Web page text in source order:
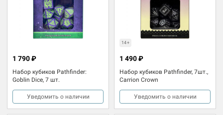
Набор кубиков Pathfinder:
Goblin Dice, 7 шт.
1 790 ₽
Уведомить о наличии
14+
Набор кубиков Pathfinder, 7шт.,
Carrion Crown
1 490 ₽
Уведомить о наличии